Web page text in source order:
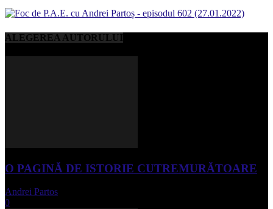
ALEGEREA AUTORULUI
O PAGINĂ DE ISTORIE CUTREMURĂTOARE
Andrei Partos
0